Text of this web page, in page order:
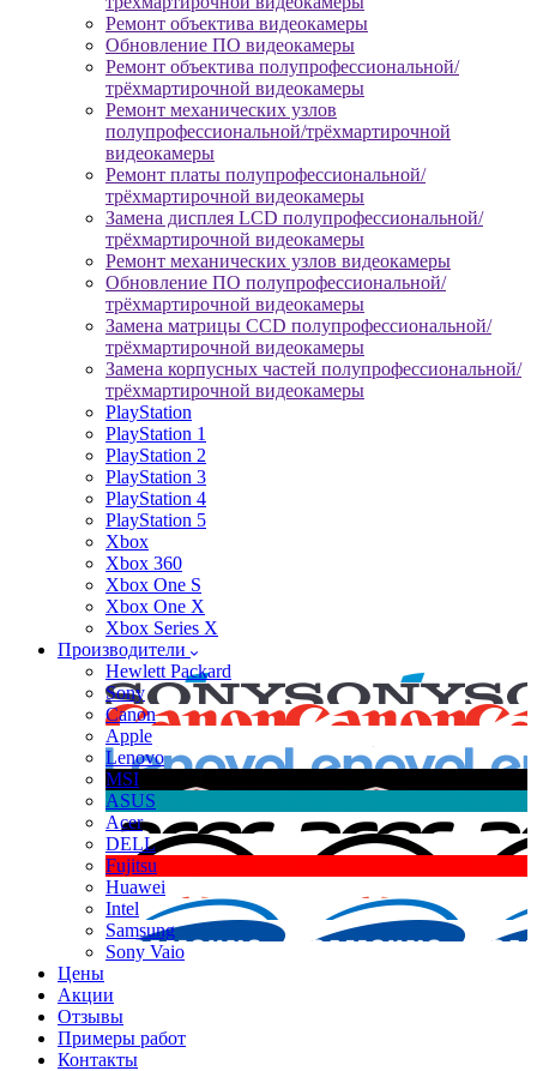
Ремонт объектива видеокамеры
Обновление ПО видеокамеры
Ремонт объектива полупрофессиональной/
трёхмартирочной видеокамеры
Ремонт механических узлов
полупрофессиональной/трёхмартирочной
видеокамеры
Ремонт платы полупрофессиональной/
трёхмартирочной видеокамеры
Замена дисплея LCD полупрофессиональной/
трёхмартирочной видеокамеры
Ремонт механических узлов видеокамеры
Обновление ПО полупрофессиональной/
трёхмартирочной видеокамеры
Замена матрицы CCD полупрофессиональной/
трёхмартирочной видеокамеры
Замена корпусных частей полупрофессиональной/
трёхмартирочной видеокамеры
PlayStation
PlayStation 1
PlayStation 2
PlayStation 3
PlayStation 4
PlayStation 5
Xbox
Xbox 360
Xbox One S
Xbox One X
Xbox Series X
Производители
Hewlett Packard
Sony
Canon
Apple
Lenovo
MSI
ASUS
Acer
DELL
Fujitsu
Huawei
Intel
Samsung
Sony Vaio
Цены
Акции
Отзывы
Примеры работ
Контакты